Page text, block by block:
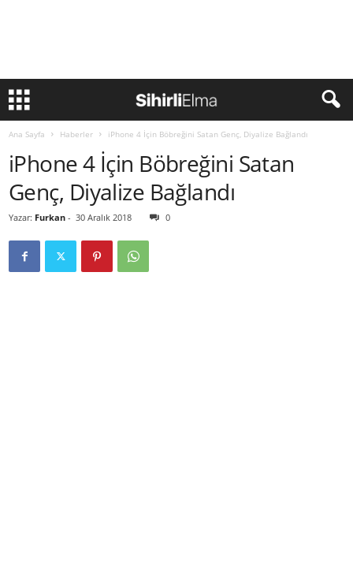
Ana Sayfa Haberler iPhone 4 İçin Böbreğini Satan Genç, Diyalize Bağlandı
iPhone 4 İçin Böbreğini Satan
Genç, Diyalize Bağlandı
Yazar: Furkan - 30 Aralık 2018 0